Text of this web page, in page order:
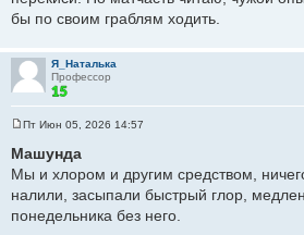
бы по своим граблям ходить.
Я_Наталька
Профессор
о
б
е
н
Пт Июн 05, 2026 14:57
Машунда
Мы и хлором и другим средством,
налили, засыпали быстрый глор,
понедельника без него.